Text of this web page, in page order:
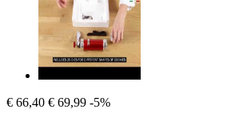
€ 66,40 € 69,99 -5%